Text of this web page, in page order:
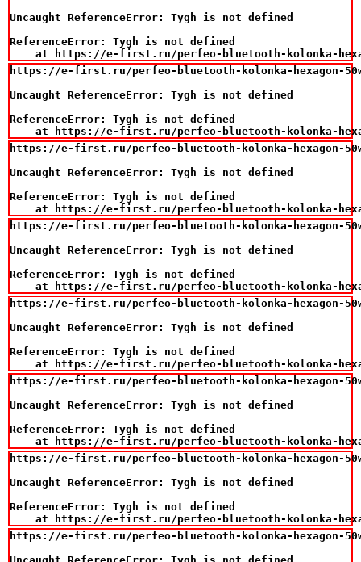
Uncaught ReferenceError: Tygh is not defined
ReferenceError: Tygh is not defined
at https://e-first.ru/perfeo-bluetooth-kolonka-
https://e-first.ru/perfeo-bluetooth-kolonka-hexagon-
Uncaught ReferenceError: Tygh is not defined
ReferenceError: Tygh is not defined
at https://e-first.ru/perfeo-bluetooth-kolonka-
https://e-first.ru/perfeo-bluetooth-kolonka-hexagon-
Uncaught ReferenceError: Tygh is not defined
ReferenceError: Tygh is not defined
at https://e-first.ru/perfeo-bluetooth-kolonka-
https://e-first.ru/perfeo-bluetooth-kolonka-hexagon-
Uncaught ReferenceError: Tygh is not defined
ReferenceError: Tygh is not defined
at https://e-first.ru/perfeo-bluetooth-kolonka-
https://e-first.ru/perfeo-bluetooth-kolonka-hexagon-
Uncaught ReferenceError: Tygh is not defined
ReferenceError: Tygh is not defined
at https://e-first.ru/perfeo-bluetooth-kolonka-
https://e-first.ru/perfeo-bluetooth-kolonka-hexagon-
Uncaught ReferenceError: Tygh is not defined
ReferenceError: Tygh is not defined
at https://e-first.ru/perfeo-bluetooth-kolonka-
https://e-first.ru/perfeo-bluetooth-kolonka-hexagon-
Uncaught ReferenceError: Tygh is not defined
ReferenceError: Tygh is not defined
at https://e-first.ru/perfeo-bluetooth-kolonka-
https://e-first.ru/perfeo-bluetooth-kolonka-hexagon-